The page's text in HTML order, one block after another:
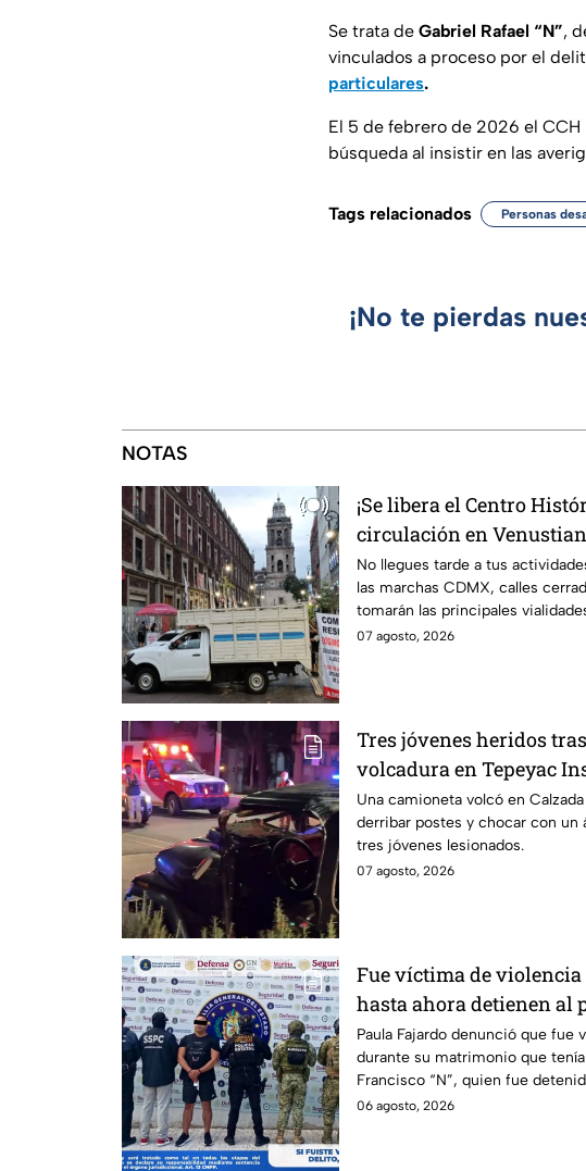
Se trata de Gabriel Rafael “N”,
vinculados a proceso por el
particulares.
El 5 de febrero de 2026 el CCH
búsqueda al insistir en las
Tags relacionados Personas
¡No te pierdas
NOTAS
¡Se libera el Centro
circulación en
Palma
No llegues tarde a tus
las marchas CDMX, calles
tomarán las principales
07 agosto, 2026
Tres jóvenes heridos
volcadura en Tepeyac
operativo en la Juárez,
dormía
Una camioneta volcó en
derribar postes y chocar con un
tres jóvenes lesionados.
07 agosto, 2026
Fue víctima de violencia
hasta ahora detienen al
agresor: el caso de Paula
Paula Fajardo denunció que fue
durante su matrimonio que
Francisco “N”, quien fue
feminicidio.
06 agosto, 2026